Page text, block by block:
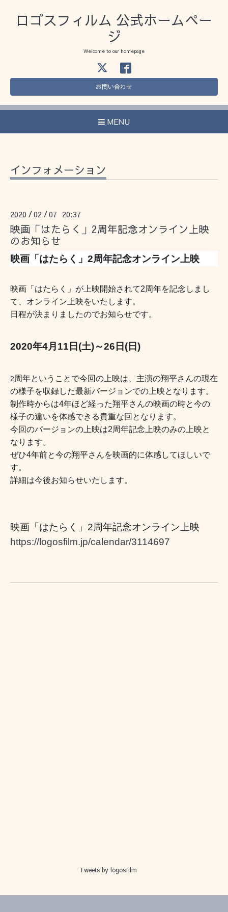
ロゴスフィルム 公式ホームペー
ジ
Welcome to our homepage
お問い合わせ
MENU
インフォメーション
2020 /02 /07 20:37
映画「はたらく」2周年記念オンライン上映
のお知らせ
映画「はたらく」2周年記念オンライン上映
映画「はたらく」が上映開始されて2周年を記念しまし
て、オンライン上映をいたします。
日程が決まりましたのでお知らせです。
2020年4月11日(土)～26日(日)
2周年ということで今回の上映は、主演の翔平さんの現在
の様子を収録した最新バージョンでの上映となります。
制作時からは4年ほど経った翔平さんの映画の時と今の
様子の違いを体感できる貴重な回となります。
今回のバージョンの上映は2周年記念上映のみの上映と
なります。
ぜひ4年前と今の翔平さんを映画的に体感してほしいで
す。
詳細は今後お知らせいたします。
映画「はたらく」2周年記念オンライン上映
https://logosfilm.jp/calendar/3114697
Tweets by logosfilm